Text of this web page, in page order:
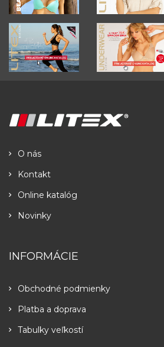
O nás
Kontakt
Online katalóg
Novinky
INFORMÁCIE
Obchodné podmienky
Platba a doprava
Tabulky veľkostí